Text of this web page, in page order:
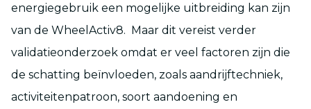
energiegebruik een mogelijke uitbreiding kan zijn
van de WheelActiv8. Maar dit vereist verder
validatieonderzoek omdat er veel factoren zijn die
de schatting beïnvloeden, zoals aandrijftechniek,
activiteitenpatroon, soort aandoening en